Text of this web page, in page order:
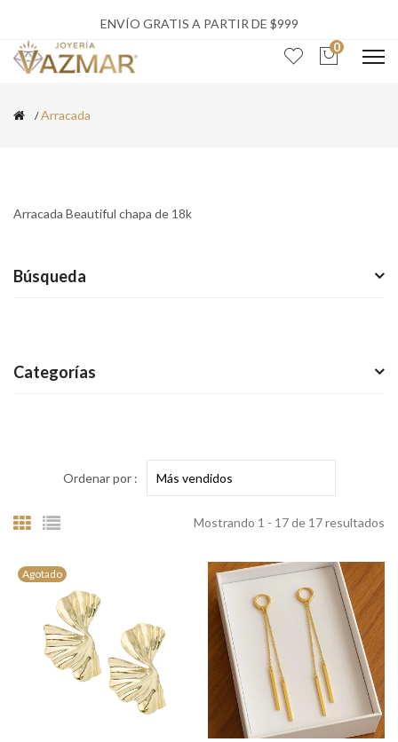
ENVÍO GRATIS A PARTIR DE $999
0
Arracada
Arracada Beautiful chapa de 18k
Búsqueda
Categorías
Mostrando 1 - 17 de 17 resultados
Ordenar por :
Agotado